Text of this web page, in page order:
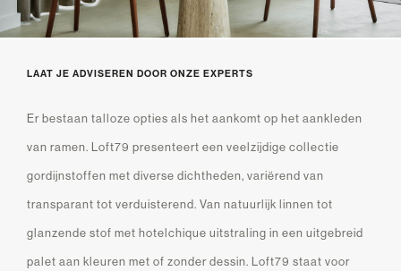
LAAT JE ADVISEREN DOOR ONZE EXPERTS
Er bestaan talloze opties als het aankomt op het aankleden
van ramen. Loft79 presenteert een veelzijdige collectie
gordijnstoffen met diverse dichtheden, variërend van
transparant tot verduisterend. Van natuurlijk linnen tot
glanzende stof met hotelchique uitstraling in een uitgebreid
palet aan kleuren met of zonder dessin. Loft79 staat voor